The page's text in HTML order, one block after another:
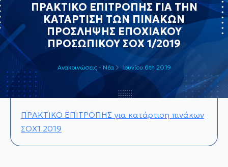
ΠΡΑΚΤΙΚΟ ΕΠΙΤΡΟΠΗΣ ΓΙΑ ΤΗΝ
ΚΑΤΑΡΤΙΣΗ ΤΩΝ ΠΙΝΑΚΩΝ
ΠΡΟΣΛΗΨΗΣ ΕΠΟΧΙΑΚΟΥ
ΠΡΟΣΩΠΙΚΟΥ ΣΟΧ 1/2019
Ανακοινώσεις - Νέα Ιουνίου 6th 2019
ΠΡΑΚΤΙΚΟ ΕΠΙΤΡΟΠΗΣ για κατάρτιση πινάκων
ΣΟΧ1 2019